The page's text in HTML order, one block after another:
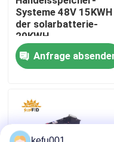
Nachrichten
Fälle
Lithium-Batterie-
Satz der Batterie-
Systeme 48V 15KWH
der solarbatterie-
20KWH
Anfrage